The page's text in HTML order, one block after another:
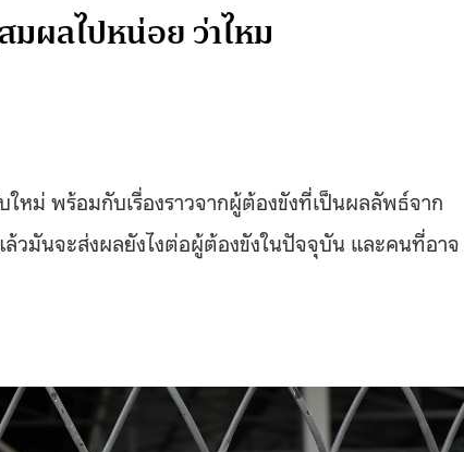
ผลไปหน่อย ว่าไหม
ใหม่ พร้อมกับเรื่องราวจากผู้ต้องขังที่เป็นผลลัพธ์จาก
ล้วมันจะส่งผลยังไงต่อผู้ต้องขังในปัจจุบัน และคนที่อาจ